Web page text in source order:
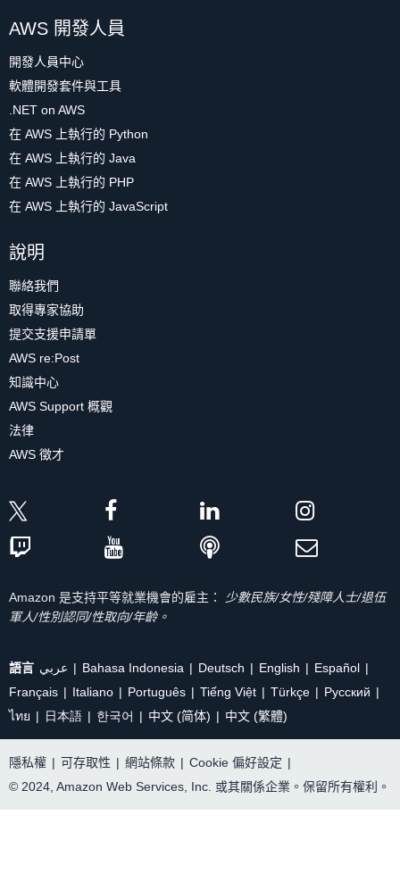
AWS 開發人員
開發人員中心
軟體開發套件與工具
.NET on AWS
在 AWS 上執行的 Python
在 AWS 上執行的 Java
在 AWS 上執行的 PHP
在 AWS 上執行的 JavaScript
說明
聯絡我們
取得專家協助
提交支援申請單
AWS re:Post
知識中心
AWS Support 概觀
法律
AWS 徵才
Amazon 是支持平等就業機會的雇主：
少數民族/女性/殘障人士/退伍
軍人/性別認同/性取向/年齡。
語言 عربي Bahasa Indonesia Deutsch English
Español
Français
Italiano Português Tiếng Việt Türkçe
Ρусский
ไทย
日本語 한국어 中文 (简体) 中文 (繁體)
隱私權 | 可存取性 | 網站條款 | Cookie 偏好設定 |
© 2024, Amazon Web Services, Inc. 或其關係企業。保留所有權利。